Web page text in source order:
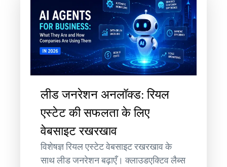
लीड जनरेशन अनलॉक्ड: रियल
एस्टेट की सफलता के लिए
वेबसाइट रखरखाव
विशेषज्ञ रियल एस्टेट वेबसाइट रखरखाव के
साथ लीड जनरेशन बढ़ाएँ। क्लाउडएक्टिव लैब्स